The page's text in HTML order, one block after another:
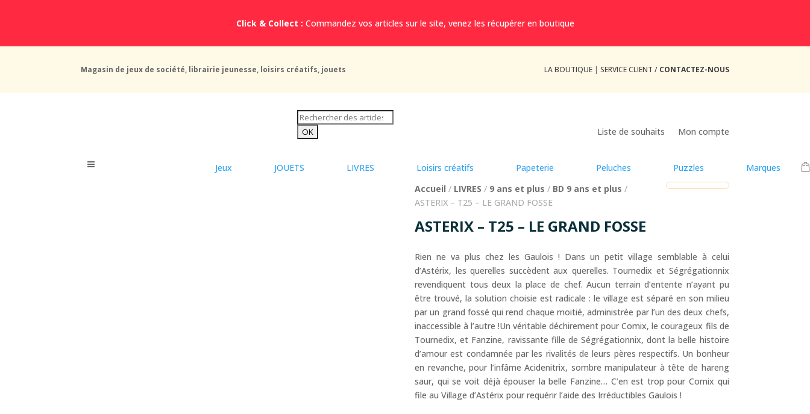
Click & Collect : Commandez vos articles sur le site, venez les récupérer en boutique
Magasin de jeux de société, librairie jeunesse, loisirs créatifs, jouets LA BOUTIQUE| SERVICE CLIENT / CONTACTEZ-NOUS
Liste de souhaits Mon compte
Jeux JOUETS LIVRES Loisirs créatifs Papeterie Peluches Puzzles
Marques
Accueil / LIVRES / 9 ans et plus / BD 9 ans et plus /
ASTERIX – T25 – LE GRAND FOSSE
ASTERIX – T25 – LE GRAND FOSSE
Rien ne va plus chez les Gaulois ! Dans un petit village semblable à celui
d’Astérix, les querelles succèdent aux querelles. Tournedix et Ségrégationnix
revendiquent tous deux la place de chef. Aucun terrain d’entente n’ayant pu
être trouvé, la solution choisie est radicale : le village est séparé en son milieu
par un grand fossé qui rend chaque moitié, administrée par l’un des deux chefs,
inaccessible à l’autre !Un véritable déchirement pour Comix, le courageux fils de
Tournedix, et Fanzine, ravissante fille de Ségrégationnix, dont la belle histoire
d’amour est condamnée par les rivalités de leurs pères respectifs. Un bonheur
en revanche, pour l’infâme Acidenitrix, sombre manipulateur à tête de hareng
saur, qui se voit déjà épouser la belle Fanzine… C’en est trop pour Comix qui
file au Village d’Astérix pour requérir l’aide des Irréductibles Gaulois !